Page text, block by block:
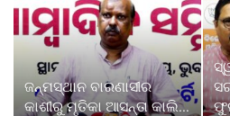
ଜନ୍ମସ୍ଥାନ ବାରଣାସୀର
କାଶୀରୁ ମୃତିକା ଆସନ୍ତା କାଲି…